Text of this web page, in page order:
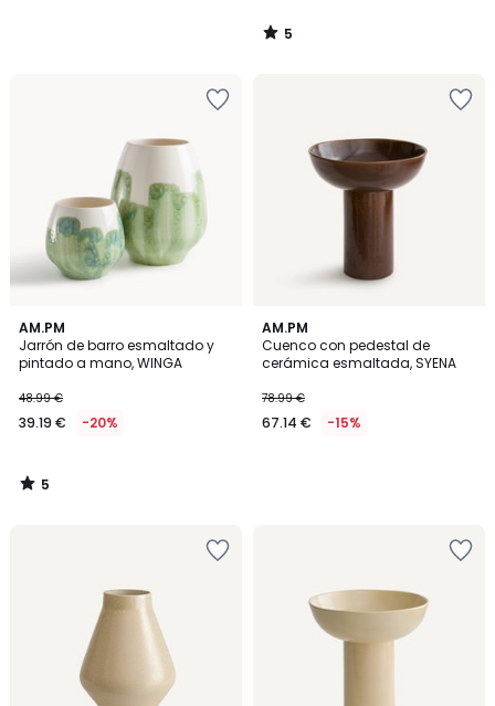
5
/
AM.PM
Jarrón de barro esmaltado y
pintado a mano, WINGA
48.99 €
39.19 € -20%
5
/
5
5
/
AM.PM
Cuenco con pedestal de
cerámica esmaltada, SYENA
78.99 €
67.14 € -15%